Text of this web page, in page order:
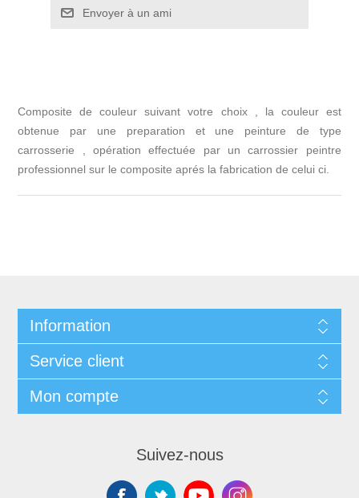
Envoyer à un ami
Composite de couleur suivant votre choix , la couleur est
obtenue par une preparation et une peinture de type
carrosserie , opération effectuée par un carrossier peintre
professionnel sur le composite aprés la fabrication de celui ci.
Information
Service client
Mon compte
Suivez-nous